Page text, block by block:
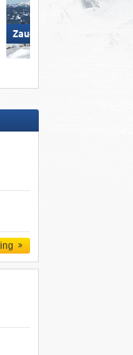
Zauchensee/​Flachauwinkl